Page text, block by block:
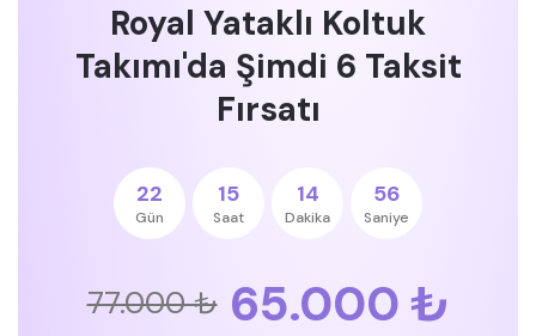
Royal Yataklı Koltuk
Takımı'da Şimdi 6 Taksit
Fırsatı
22
Gün
15
Saat
14
Dakika
56
Saniye
77.000 ₺ 65.000 ₺